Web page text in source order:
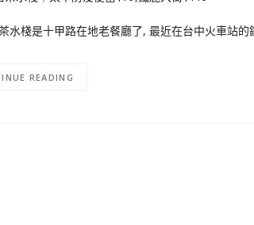
水棧是十甲路在地老餐廳了, 最近在台中火車站
READING